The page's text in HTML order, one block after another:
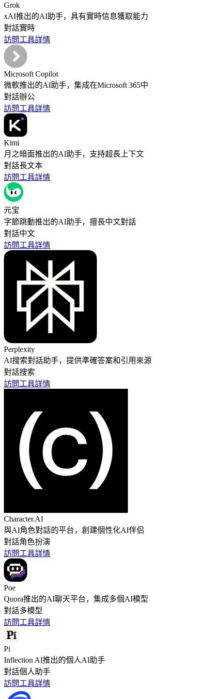
Grok
xAI推出的AI助手，具有實時信息獲取能力
對話實時
訪問工具詳情
Microsoft Copilot
微軟推出的AI助手，集成在Microsoft 365中
對話辦公
訪問工具詳情
Kimi
月之暗面推出的AI助手，支持超長上下文
對話長文本
訪問工具詳情
元宝
字節跳動推出的AI助手，擅長中文對話
對話中文
訪問工具詳情
Perplexity
AI搜索對話助手，提供準確答案和引用來源
對話搜索
訪問工具詳情
Character.AI
與AI角色對話的平台，創建個性化AI伴侣
對話角色扮演
訪問工具詳情
Poe
Quora推出的AI聊天平台，集成多個AI模型
對話多模型
訪問工具詳情
Pi
Inflection AI推出的個人AI助手
對話個人助手
訪問工具詳情